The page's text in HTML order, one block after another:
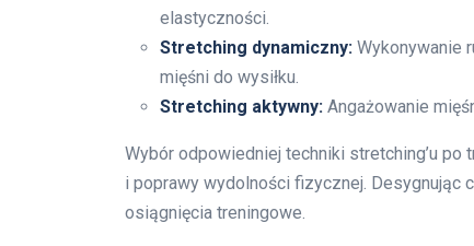
elastyczności.
Stretching dynamiczny: Wykonywanie
mięśni do wysiłku.
Stretching aktywny: Angażowanie
Wybór odpowiedniej techniki stretching’u
i poprawy wydolności fizycznej. Desygnując
osiągnięcia treningowe.